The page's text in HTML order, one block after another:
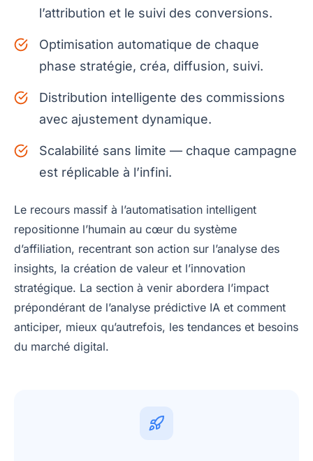
l’attribution et le suivi des conversions.
Optimisation automatique de chaque
phase stratégie, créa, diffusion, suivi.
Distribution intelligente des commissions
avec ajustement dynamique.
Scalabilité sans limite — chaque campagne
est réplicable à l’infini.
Le recours massif à l’automatisation intelligent
repositionne l’humain au cœur du système
d’affiliation, recentrant son action sur l’analyse des
insights, la création de valeur et l’innovation
stratégique. La section à venir abordera l’impact
prépondérant de l’analyse prédictive IA et comment
anticiper, mieux qu’autrefois, les tendances et besoins
du marché digital.